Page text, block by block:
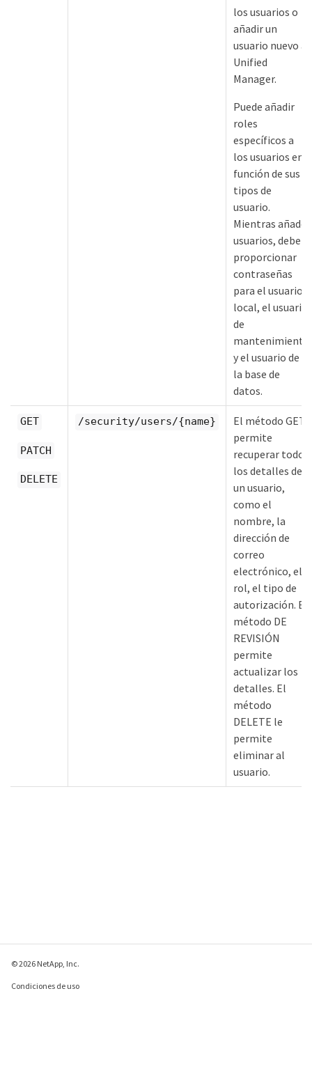
los usuarios o
añadir un
usuario nuevo a
Unified
Manager.
Puede añadir
roles
específicos a
los usuarios en
función de sus
tipos de
usuario.
Mientras añade
usuarios, debe
proporcionar
contraseñas
para el usuario
local, el usuario
de
mantenimiento
y el usuario de
la base de
datos.
GET
PATCH
DELETE
/security/users/{name}
El método GET
permite
recuperar todos
los detalles de
un usuario,
como el
nombre, la
dirección de
correo
electrónico, el
rol, el tipo de
autorización. El
método DE
REVISIÓN
permite
actualizar los
detalles. El
método
DELETE le
permite
eliminar al
usuario.
© 2026 NetApp, Inc.
Condiciones de uso